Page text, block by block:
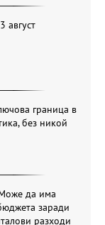
август
граница в
без никой
да има
заради
разходи